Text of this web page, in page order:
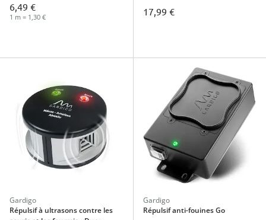
6,49 €
1 m = 1,30 € 17,99 €
Gardigo
Répulsif à ultrasons contre les
Gardigo
Répulsif anti-fouines Go